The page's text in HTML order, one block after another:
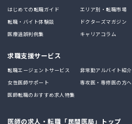
はじめての転職ガイド
エリア別・転職市場
転職・バイト体験談
ドクターズマガジン
医療過誤判例集
キャリアコラム
求職支援サービス
転職エージェントサービス
非常勤アルバイト紹介
女性医師サポート
専攻医・専修医の方へ
医師転職のおすすめ求人特集
医師の求人・転職「民間医局」トップ